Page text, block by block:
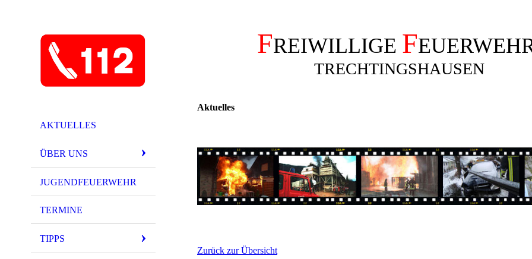
AKTUELLES
ÜBER UNS
JUGENDFEUERWEHR
TERMINE
TIPPS
FREIWILLIGE F
TRECHTINGSHAUSEN
Aktuelles
Zurück zur Übersicht